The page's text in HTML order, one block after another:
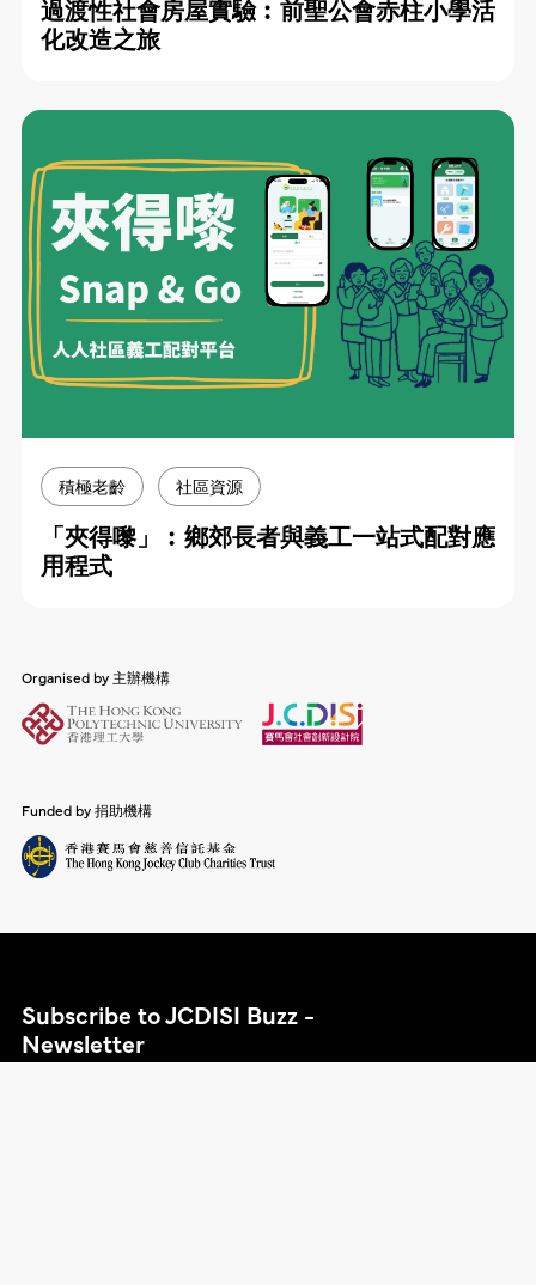
過渡性社會房屋實驗︰前聖公會赤柱小學活
化改造之旅
積極老齡 社區資源
「夾得嚟」︰鄉郊長者與義工一站式配對應
用程式
Organised by 主辦機構
Funded by 捐助機構
Subscribe to JCDISI Buzz -
Newsletter